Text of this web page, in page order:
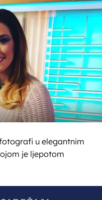
u elegantnim
je ljepotom